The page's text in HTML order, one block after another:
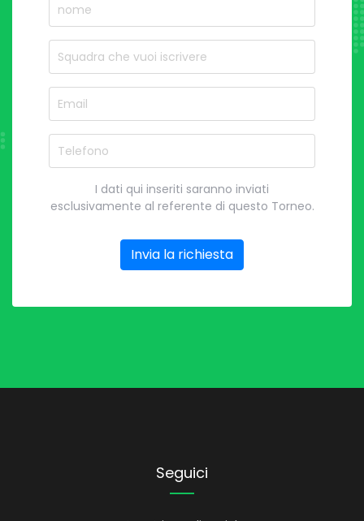
I dati qui inseriti saranno inviati
esclusivamente al referente di questo Torneo.
Invia la richiesta
Seguici